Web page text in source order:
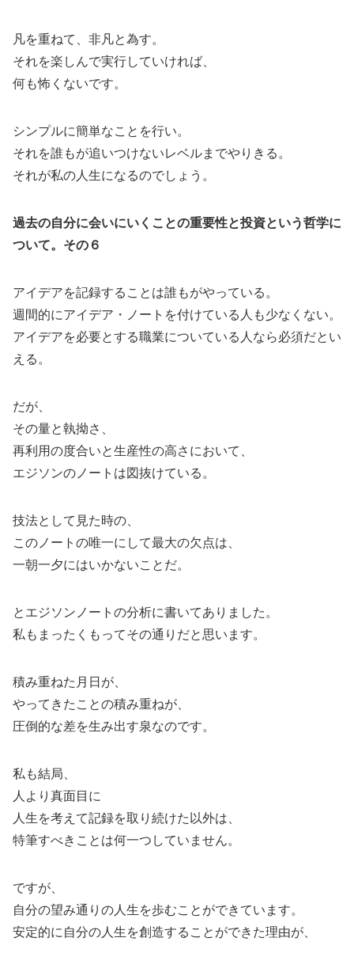
凡を重ねて、非凡と為す。
それを楽しんで実行していければ、
何も怖くないです。
シンプルに簡単なことを行い。
それを誰もが追いつけないレベルまでやりきる。
それが私の人生になるのでしょう。
過去の自分に会いにいくことの重要性と投資という哲学に
ついて。その６
アイデアを記録することは誰もがやっている。
週間的にアイデア・ノートを付けている人も少なくない。
アイデアを必要とする職業についている人なら必須だとい
える。
だが、
その量と執拗さ、
再利用の度合いと生産性の高さにおいて、
エジソンのノートは図抜けている。
技法として見た時の、
このノートの唯一にして最大の欠点は、
一朝一夕にはいかないことだ。
とエジソンノートの分析に書いてありました。
私もまったくもってその通りだと思います。
積み重ねた月日が、
やってきたことの積み重ねが、
圧倒的な差を生み出す泉なのです。
私も結局、
人より真面目に
人生を考えて記録を取り続けた以外は、
特筆すべきことは何一つしていません。
ですが、
自分の望み通りの人生を歩むことができています。
安定的に自分の人生を創造することができた理由が、